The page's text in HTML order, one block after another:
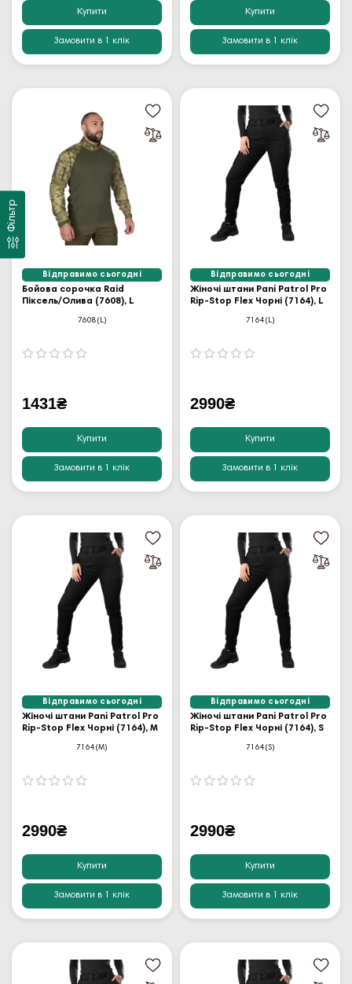
Фільтр
Купити
Замовити в 1 клік
Купити
Замовити в 1 клік
Відправимо сьогодні
Бойова сорочка Raid
Піксель/Олива (7608), L
7608(L)
1431₴
Купити
Замовити в 1 клік
Відправимо сьогодні
Жіночі штани Pani Patrol Pro
Rip-Stop Flex Чорні (7164), L
7164(L)
2990₴
Купити
Замовити в 1 клік
Відправимо сьогодні
Жіночі штани Pani Patrol Pro
Rip-Stop Flex Чорні (7164), M
7164(M)
2990₴
Купити
Замовити в 1 клік
Відправимо сьогодні
Жіночі штани Pani Patrol Pro
Rip-Stop Flex Чорні (7164), S
7164(S)
2990₴
Купити
Замовити в 1 клік